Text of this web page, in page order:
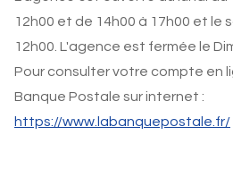
12h00 et de 14h00 à 17h00 et le
12h00. L'agence est fermée le
Pour consulter votre compte en
Banque Postale sur internet :
https://www.labanquepostale.fr/